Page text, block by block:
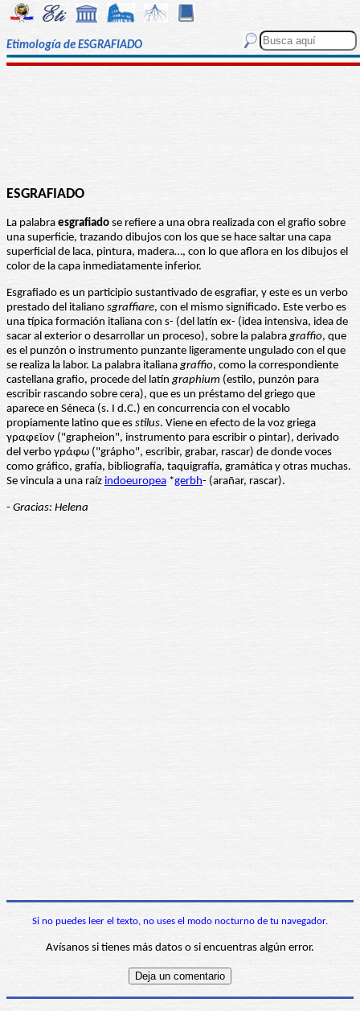
Etimología de ESGRAFIADO
ESGRAFIADO
La palabra esgrafiado se refiere a una obra realizada con el grafio sobre
una superficie, trazando dibujos con los que se hace saltar una capa
superficial de laca, pintura, madera…, con lo que aflora en los dibujos el
color de la capa inmediatamente inferior.
Esgrafiado es un participio sustantivado de esgrafiar, y este es un verbo
prestado del italiano sgraffiare, con el mismo significado. Este verbo es
una típica formación italiana con s- (del latín ex- (idea intensiva, idea de
sacar al exterior o desarrollar un proceso), sobre la palabra graffio, que
es el punzón o instrumento punzante ligeramente ungulado con el que
se realiza la labor. La palabra italianagraffio, como la correspondiente
castellana grafio, procede del latíngraphium (estilo, punzón para
escribir rascando sobre cera), que es un préstamo del griego que
aparece en Séneca (s. I d.C.) en concurrencia con el vocablo
propiamente latino que es stilus. Viene en efecto de la voz griega
γραφεῖον ("grapheion", instrumento para escribir o pintar), derivado
del verbo γράφω ("grápho", escribir, grabar, rascar) de donde voces
como gráfico, grafía, bibliografía, taquigrafía, gramática y otras muchas.
Se vincula a una raíz indoeuropea *gerbh- (arañar, rascar).
- Gracias: Helena
Si no puedes leer el texto, no uses el modo nocturno de tu navegador.
Avísanos si tienes más datos o si encuentras algún error.